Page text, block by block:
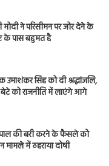
मोदी ने परिसीमन पर जोर देने के
के पास बहुमत है
उमाशंकर सिंह को दी श्रद्धांजलि,
बेटे को राजनीति में लाएंगे आगे
की बरी करने के फैसले को
मामले में ठहराया दोषी